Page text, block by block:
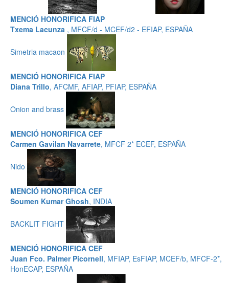
MENCIÓ HONORIFICA FIAP
Txema Lacunza , MFCF/d - MCEF/d2 - EFIAP, ESPAÑA
Simetria macaon
MENCIÓ HONORIFICA FIAP
Diana Trillo, AFCMF, AFIAP, PFIAP, ESPAÑA
Onion and brass
MENCIÓ HONORIFICA CEF
Carmen Gavilan Navarrete, MFCF 2* ECEF, ESPAÑA
Nido
MENCIÓ HONORIFICA CEF
Soumen Kumar Ghosh, INDIA
BACKLIT FIGHT
MENCIÓ HONORIFICA CEF
Juan Fco. Palmer Picornell, MFIAP, EsFIAP, MCEF/b, MFCF-2*,
HonECAP, ESPAÑA